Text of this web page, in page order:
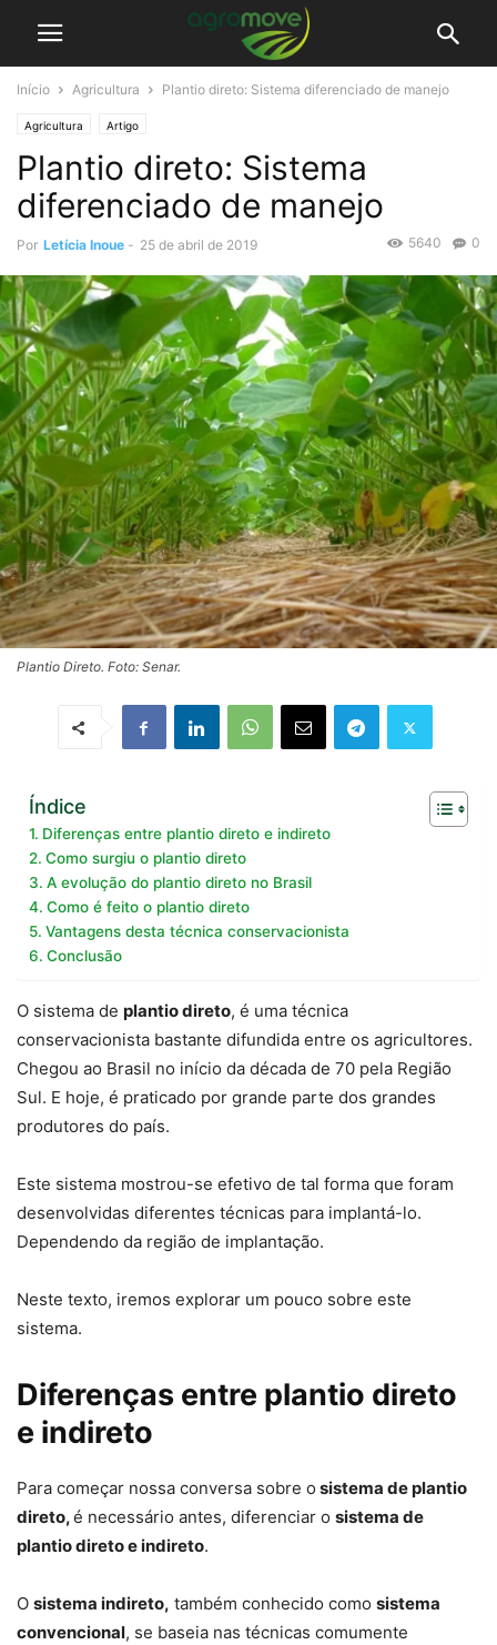
Início Agricultura Plantio direto: Sistema diferenciado de manejo
Agricultura Artigo
Plantio direto: Sistema
diferenciado de manejo
Por Letícia Inoue - 25 de abril de 2019 0
5640
Plantio Direto. Foto: Senar.
Índice
Diferenças entre plantio direto e indireto
Como surgiu o plantio direto
A evolução do plantio direto no Brasil
Como é feito o plantio direto
Vantagens desta técnica conservacionista
Conclusão
O sistema de plantio direto, é uma técnica
conservacionista bastante difundida entre os agricultores.
Chegou ao Brasil no início da década de 70 pela Região
Sul. E hoje, é praticado por grande parte dos grandes
produtores do país.
Este sistema mostrou-se efetivo de tal forma que foram
desenvolvidas diferentes técnicas para implantá-lo.
Dependendo da região de implantação.
Neste texto, iremos explorar um pouco sobre este
sistema.
Diferenças entre plantio direto
e indireto
Para começar nossa conversa sobre o sistema de plantio
direto,é necessário antes, diferenciar o sistema de
plantio direto e indireto.
O sistema indireto, também conhecido como sistema
convencional, se baseia nas técnicas comumente